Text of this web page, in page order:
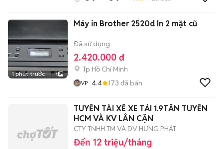
1 phút trước 1
Máy in Brother 2520d In 2 mặt cũ
Đã sử dụng
2.420.000 đ
Tp Hồ Chí Minh
VP 4.4 173 đã bán
TUYỂN TÀI XẾ XE TẢI 1.9TẤN TUYẾN
HCM VÀ KV LÂN CẬN
CTY TNHH TM VÀ DV HƯNG PHÁT
Đến 12 triệu/tháng